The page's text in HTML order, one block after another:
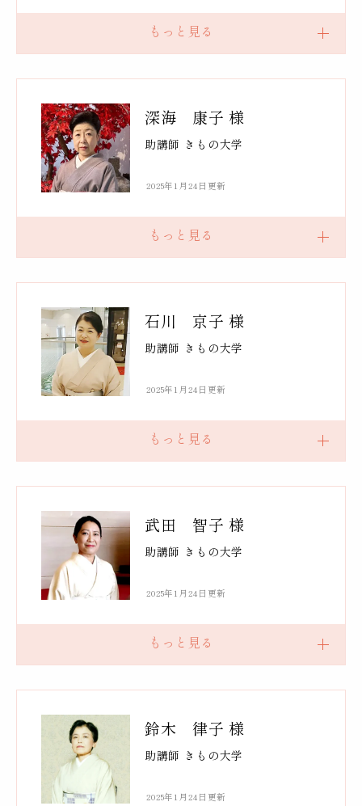
深海 康子 様
助講師 きもの大学
2025年1月24日更新
石川 京子 様
助講師 きもの大学
2025年1月24日更新
武田 智子 様
助講師 きもの大学
2025年1月24日更新
鈴木 律子 様
助講師 きもの大学
2025年1月24日更新